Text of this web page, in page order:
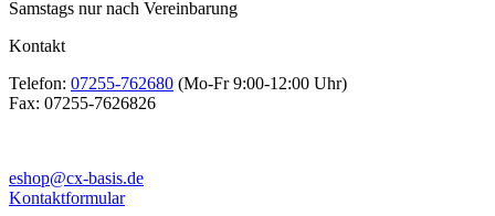
Samstags nur nach Vereinbarung
Kontakt
Telefon: 07255-762680 (Mo-Fr 9:00-12:00 Uhr)
Fax: 07255-7626826
eshop@cx-basis.de
Kontaktformular